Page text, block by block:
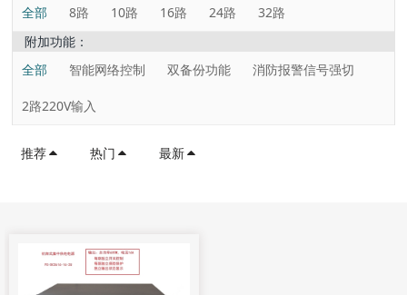
全部
8路 10路 16路 24路
32路
附加功能：
全部
智能网络控制 双备份功能 消防报警信号强切
2路220V输入
推荐 热门 最新